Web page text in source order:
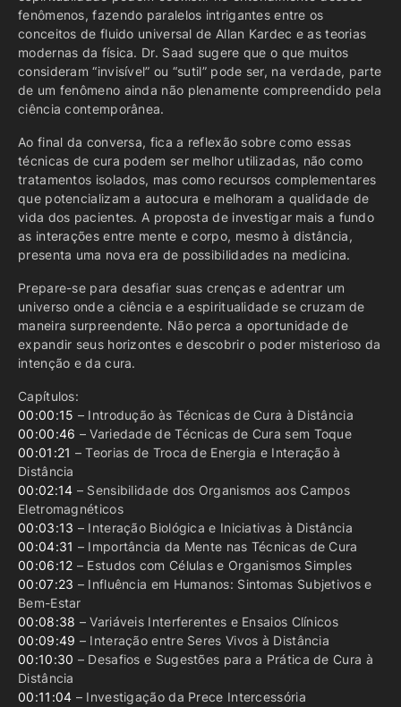
fenômenos, fazendo paralelos intrigantes entre os
conceitos de fluido universal de Allan Kardec e as teorias
modernas da física. Dr. Saad sugere que o que muitos
consideram “invisível” ou “sutil” pode ser, na verdade, parte
de um fenômeno ainda não plenamente compreendido pela
ciência contemporânea.
Ao final da conversa, fica a reflexão sobre como essas
técnicas de cura podem ser melhor utilizadas, não como
tratamentos isolados, mas como recursos complementares
que potencializam a autocura e melhoram a qualidade de
vida dos pacientes. A proposta de investigar mais a fundo
as interações entre mente e corpo, mesmo à distância,
presenta uma nova era de possibilidades na medicina.
Prepare-se para desafiar suas crenças e adentrar um
universo onde a ciência e a espiritualidade se cruzam de
maneira surpreendente. Não perca a oportunidade de
expandir seus horizontes e descobrir o poder misterioso da
intenção e da cura.
Capítulos:
00:00:15 – Introdução às Técnicas de Cura à Distância
00:00:46 – Variedade de Técnicas de Cura sem Toque
00:01:21 – Teorias de Troca de Energia e Interação à
Distância
00:02:14 – Sensibilidade dos Organismos aos Campos
Eletromagnéticos
00:03:13 – Interação Biológica e Iniciativas à Distância
00:04:31 – Importância da Mente nas Técnicas de Cura
00:06:12 – Estudos com Células e Organismos Simples
00:07:23 – Influência em Humanos: Sintomas Subjetivos e
Bem-Estar
00:08:38 – Variáveis Interferentes e Ensaios Clínicos
00:09:49 – Interação entre Seres Vivos à Distância
00:10:30 – Desafios e Sugestões para a Prática de Cura à
Distância
00:11:04 – Investigação da Prece Intercessória